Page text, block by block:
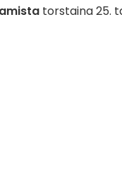
torstaina 25.